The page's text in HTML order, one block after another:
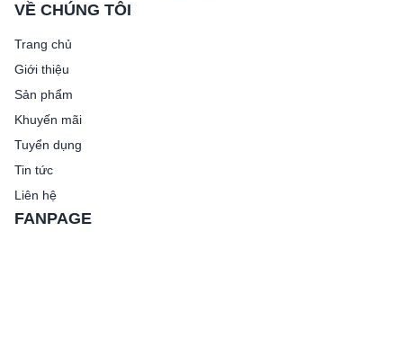
VỀ CHÚNG TÔI
Trang chủ
Giới thiệu
Sản phẩm
Khuyến mãi
Tuyển dụng
Tin tức
Liên hệ
FANPAGE